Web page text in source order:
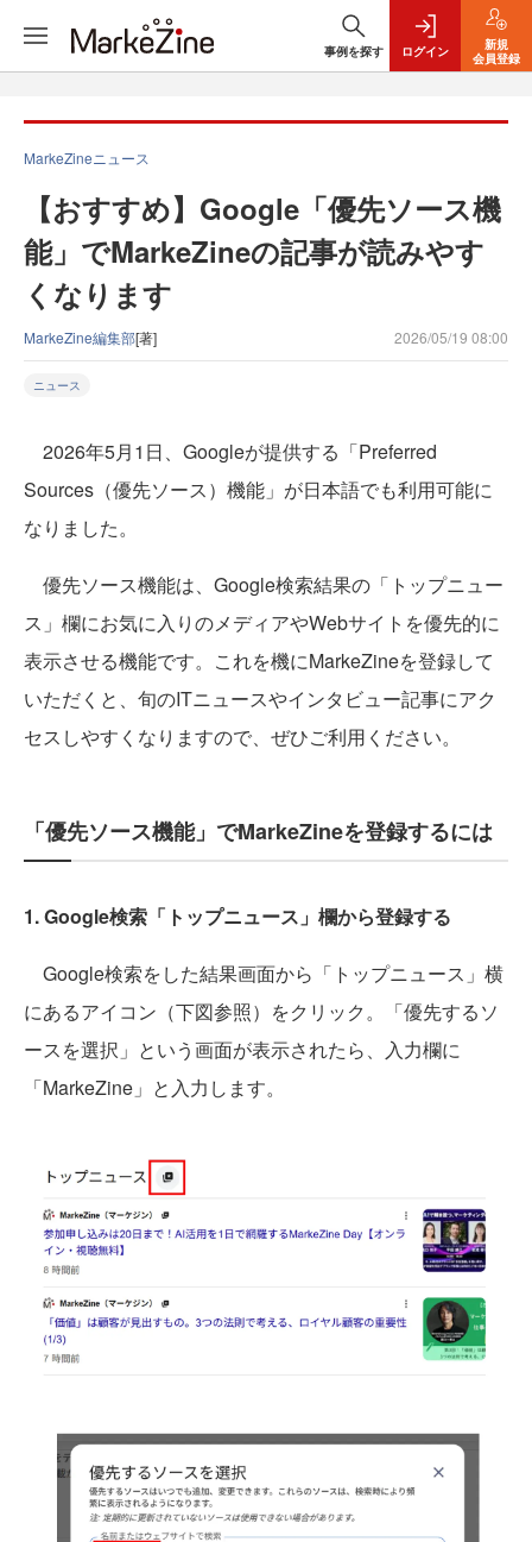
事例を探す ログイン
新規
会員登録
MarkeZineニュース
【おすすめ】Google「優先ソース機
能」でMarkeZineの記事が読みやす
くなります
MarkeZine編集部[著] 2026/05/19 08:00
ニュース
2026年5月1日、Googleが提供する「Preferred
Sources（優先ソース）機能」が日本語でも利用可能に
なりました。
優先ソース機能は、Google検索結果の「トップニュー
ス」欄にお気に入りのメディアやWebサイトを優先的に
表示させる機能です。これを機にMarkeZineを登録して
いただくと、旬のITニュースやインタビュー記事にアク
セスしやすくなりますので、ぜひご利用ください。
「優先ソース機能」でMarkeZineを登録するには
1. Google検索「トップニュース」欄から登録する
Google検索をした結果画面から「トップニュース」横
にあるアイコン（下図参照）をクリック。「優先するソ
ースを選択」という画面が表示されたら、入力欄に
「MarkeZine」と入力します。